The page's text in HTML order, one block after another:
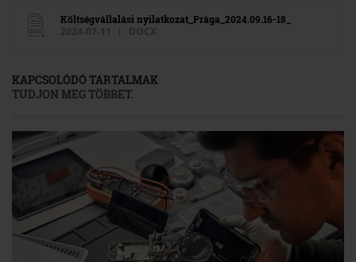
Költségvállalási nyilatkozat_Prága_2024.09.16-18_
2024-07-11 DOCX
KAPCSOLÓDÓ TARTALMAK
TUDJON MEG TÖBBET.